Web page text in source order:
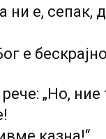
ни е, сепак,
е
„Но, ние